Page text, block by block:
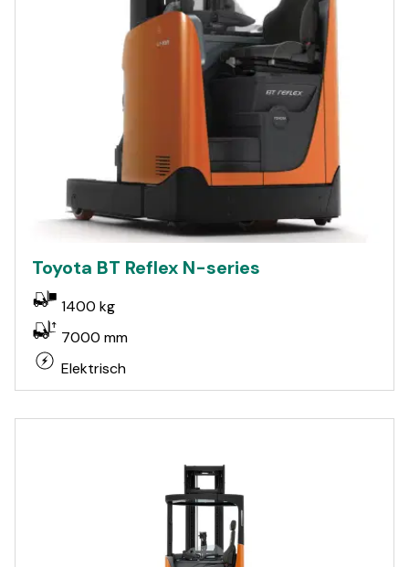
Toyota BT Reflex N-series
1400 kg
7000 mm
Elektrisch